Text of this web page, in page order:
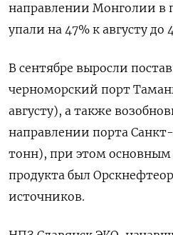
направлении Монголии в
упали на 47% к августу до
В сентябре выросли
черноморский порт
августу), а также
направлении порта
тонн), при этом
продукта был
источников.